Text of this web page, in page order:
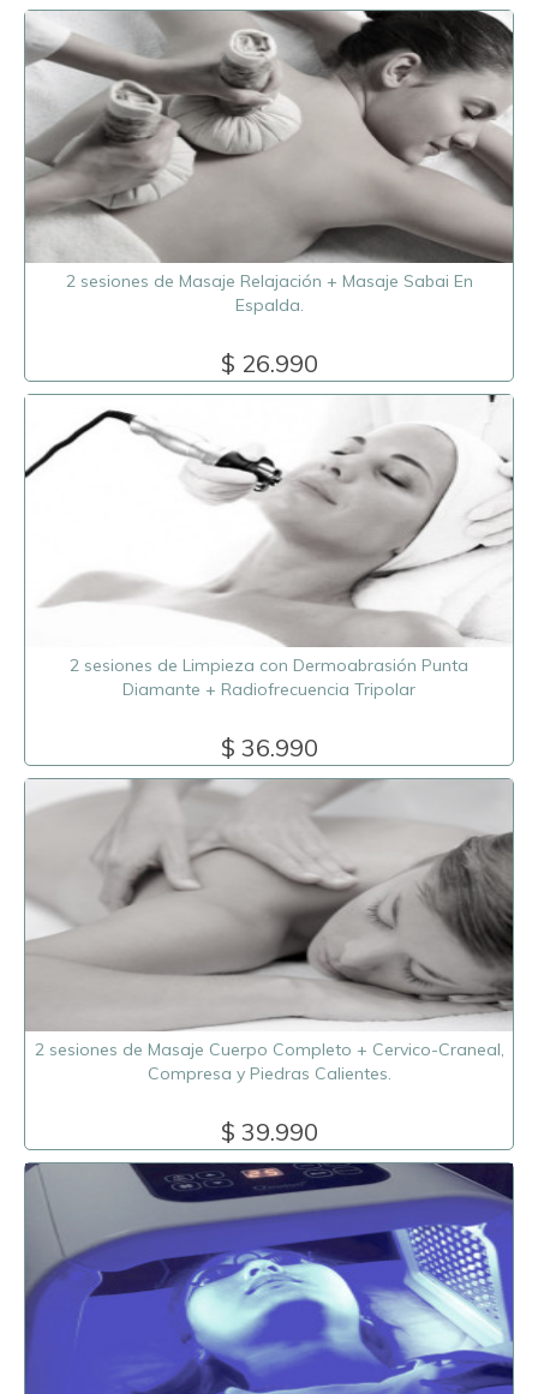
2 sesiones de Masaje Relajación + Masaje Sabai En
Espalda.
$ 26.990
2 sesiones de Limpieza con Dermoabrasión Punta
Diamante + Radiofrecuencia Tripolar
$ 36.990
2 sesiones de Masaje Cuerpo Completo + Cervico-Craneal,
Compresa y Piedras Calientes.
$ 39.990